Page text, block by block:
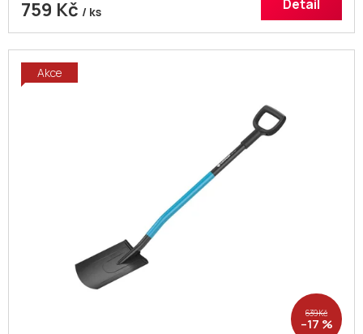
759 Kč / ks Detail
Akce
639 Kč
–17 %